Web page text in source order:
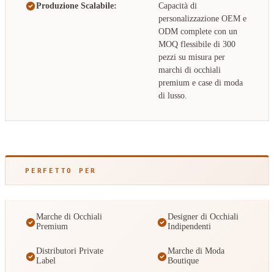
Produzione Scalabile:
Capacità di
personalizzazione OEM e
ODM complete con un
MOQ flessibile di 300
pezzi su misura per
marchi di occhiali
premium e case di moda
di lusso.
PERFETTO PER
Marche di Occhiali
Premium
Designer di Occhiali
Indipendenti
Distributori Private
Label
Marche di Moda
Boutique